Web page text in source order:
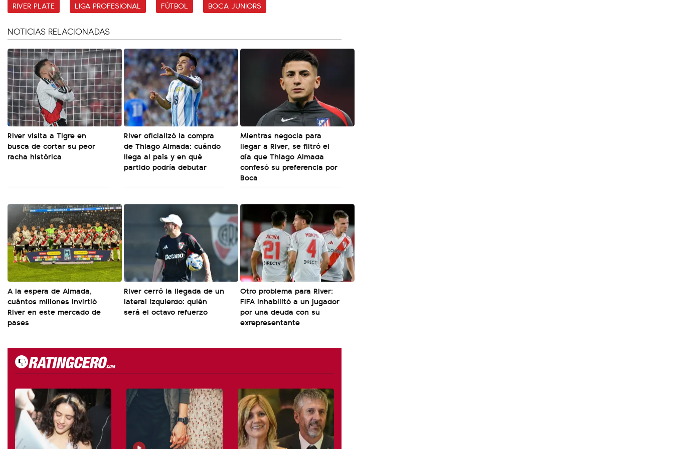
RIVER PLATE LIGA PROFESIONAL FÚTBOL BOCA JUNIORS
NOTICIAS RELACIONADAS
River visita a Tigre en
busca de cortar su peor
racha histórica
River oficializó la compra
de Thiago Almada: cuándo
llega al país y en qué
partido podría debutar
Mientras negocia para
llegar a River, se filtró el
día que Thiago Almada
confesó su preferencia por
Boca
A la espera de Almada,
cuántos millones invirtió
River en este mercado de
pases
River cerró la llegada de un
lateral izquierdo: quién
será el octavo refuerzo
Otro problema para River:
FIFA inhabilitó a un jugador
por una deuda con su
exrepresentante